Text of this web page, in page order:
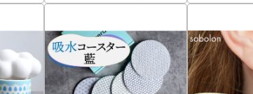
祝日及び12月29日〜1月3日を除く)
扱いについて】
個人情報は、寄附金の受付、入金及び返礼品発送に係